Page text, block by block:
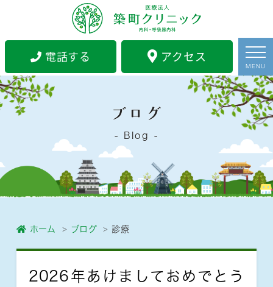
電話する アクセス
MENU
ブログ
Blog
ホーム ブログ 診療
2026年あけましておめでとう